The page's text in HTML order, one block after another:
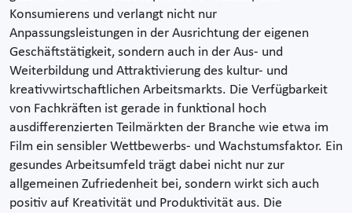
Konsumierens und verlangt nicht nur
Anpassungsleistungen in der Ausrichtung der eigenen
Geschäftstätigkeit, sondern auch in der Aus- und
Weiterbildung und Attraktivierung des kultur- und
kreativwirtschaftlichen Arbeitsmarkts. Die Verfügbarkeit
von Fachkräften ist gerade in funktional hoch
ausdifferenzierten Teilmärkten der Branche wie etwa im
Film ein sensibler Wettbewerbs- und Wachstumsfaktor. Ein
gesundes Arbeitsumfeld trägt dabei nicht nur zur
allgemeinen Zufriedenheit bei, sondern wirkt sich auch
positiv auf Kreativität und Produktivität aus. Die